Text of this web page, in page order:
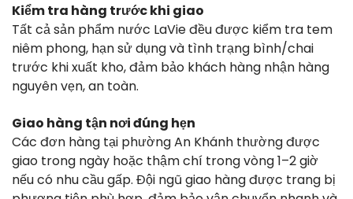
Kiểm tra hàng trước khi giao
Tất cả sản phẩm nước LaVie đều được kiểm tra tem
niêm phong, hạn sử dụng và tình trạng bình/chai
trước khi xuất kho, đảm bảo khách hàng nhận hàng
nguyên vẹn, an toàn.
Giao hàng tận nơi đúng hẹn
Các đơn hàng tại phường An Khánh thường được
giao trong ngày hoặc thậm chí trong vòng 1–2 giờ
nếu có nhu cầu gấp. Đội ngũ giao hàng được trang bị